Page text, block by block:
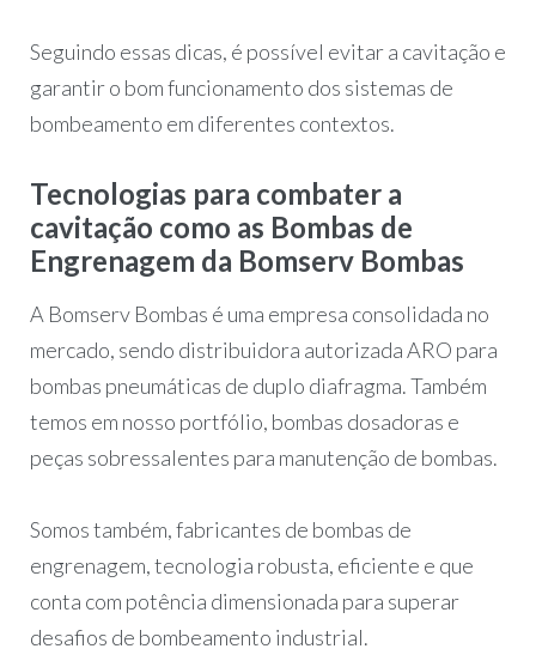
Seguindo essas dicas, é possível evitar a cavitação e
garantir o bom funcionamento dos sistemas de
bombeamento em diferentes contextos.
Tecnologias para combater a
cavitação como as Bombas de
Engrenagem da Bomserv Bombas
A Bomserv Bombas é uma empresa consolidada no
mercado, sendo distribuidora autorizada ARO para
bombas pneumáticas de duplo diafragma. Também
temos em nosso portfólio, bombas dosadoras e
peças sobressalentes para manutenção de bombas.
Somos também, fabricantes de bombas de
engrenagem, tecnologia robusta, eficiente e que
conta com potência dimensionada para superar
desafios de bombeamento industrial.